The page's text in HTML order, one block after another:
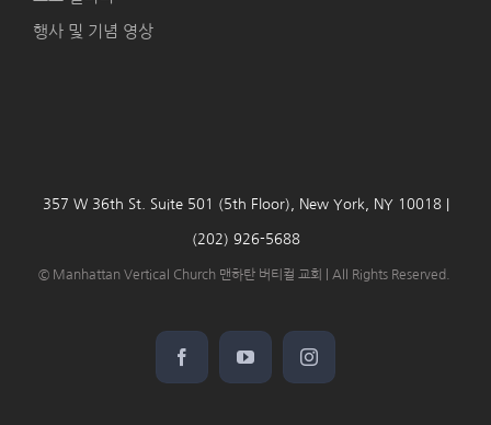
행사 및 기념 영상
357 W 36th St. Suite 501 (5th Floor), New York, NY 10018 |
(202) 926-5688
© Manhattan Vertical Church 맨하탄 버티컬 교회 | All Rights Reserved.
FacebookYouTubeInstagram